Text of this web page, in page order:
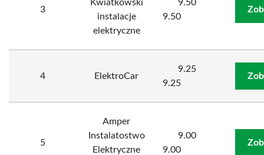
3
Kwiatkowski
instalacje
elektryczne
9.50
9.50
4 ElektroCar
9.25
9.25
5
Amper
Instalatostwo
Elektryczne
9.00
9.00